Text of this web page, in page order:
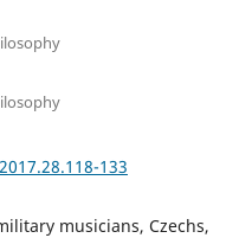
133
musicians, Czechs,